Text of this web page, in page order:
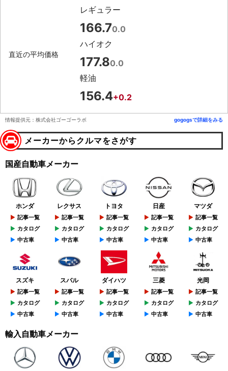
直近の平均価格
レギュラー
166.70.0
ハイオク
177.80.0
軽油
156.4+0.2
情報提供元：株式会社ゴーゴーラボ gogogsで詳細をみる
メーカーからクルマをさがす
国産自動車メーカー
ホンダ
記事一覧
カタログ
中古車
レクサス
記事一覧
カタログ
中古車
トヨタ
記事一覧
カタログ
中古車
日産
記事一覧
カタログ
中古車
マツダ
記事一覧
カタログ
中古車
スズキ
記事一覧
カタログ
中古車
スバル
記事一覧
カタログ
中古車
ダイハツ
記事一覧
カタログ
中古車
三菱
記事一覧
カタログ
中古車
光岡
記事一覧
カタログ
中古車
輸入自動車メーカー